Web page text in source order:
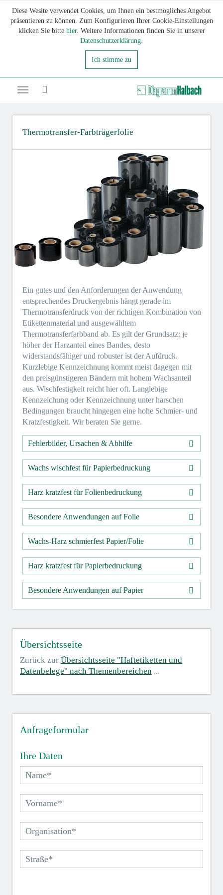
Diese Wesite verwendet Cookies, um Ihnen ein bestmögliches Angebot
präsentieren zu können. Zum Konfigurieren Ihrer Cookie-Einstellungen
klicken Sie bittehier. Weitere Informationen finden Sie in unserer
Datenschutzerklärung.
Ich stimme zu
Toggle
Thermotransfer-Farbträgerfolie
Ein gutes und den Anforderungen der Anwendung
entsprechendes Druckergebnis hängt gerade im
Thermotransferdruck von der richtigen Kombination von
Etikettenmaterial und ausgewähltem
Thermotransferfarbband ab. Es gilt der Grundsatz: je
höher der Harzanteil eines Bandes, desto
widerstandsfähiger und robuster ist der Aufdruck.
Kurzlebige Kennzeichnung kommt meist dagegen mit
den preisgünstigeren Bändern mit hohem Wachsanteil
aus. Wischfestigkeit reicht hier oft. Langlebige
Kennzeichung oder Kennzeichnung unter harschen
Bedingungen braucht hingegen eine hohe Schmier- und
Kratzfestigkeit. Wir beraten Sie gerne.
Fehlerbilder, Ursachen & Abhilfe
Wachs wischfest für Papierbedruckung
Harz kratzfest für Folienbedruckung
Besondere Anwendungen auf Folie
Wachs-Harz schmierfest Papier/Folie
Harz kratzfest für Papierbedruckung
Besondere Anwendungen auf Papier
Übersichtsseite
Zurück zur Übersichtsseite "Haftetiketten und
Datenbelege" nach Themenbereichen ...
Anfrageformular
Ihre Daten